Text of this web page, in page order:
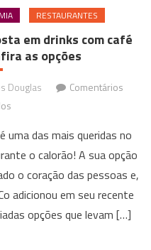
RESTAURANTES
em drinks com café
as opções
Douglas
Comentários
Restaurante
&
Co
aposta
em
uma das mais queridas no
o calorão! A sua opção
o coração das pessoas e,
adicionou em seu recente
opções que levam […]